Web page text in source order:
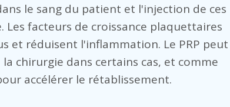
le sang du patient et l'injection de ces
Les facteurs de croissance plaquettaires
et réduisent l'inflammation. Le PRP peut
chirurgie dans certains cas, et comme
accélérer le rétablissement.